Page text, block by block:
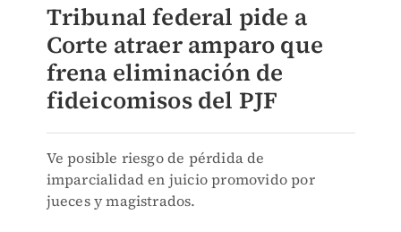
Tribunal federal pide a
Corte atraer amparo que
frena eliminación de
fideicomisos del PJF
Ve posible riesgo de pérdida de
imparcialidad en juicio promovido por
jueces y magistrados.